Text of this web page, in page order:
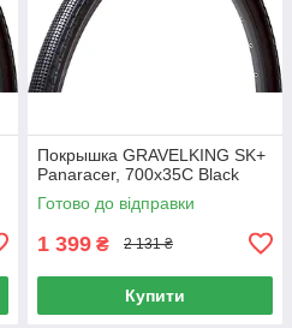
Покрышка GRAVELKING SK+
Panaracer, 700x35C Black
Готово до відправки
1 399 ₴ 2 131 ₴
Купити